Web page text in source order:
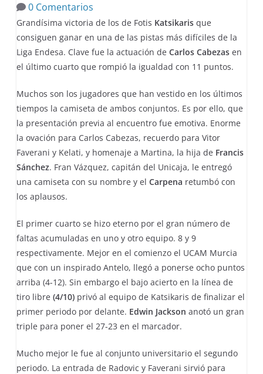
0 Comentarios
Grandísima victoria de los de Fotis Katsikaris que
consiguen ganar en una de las pistas más difíciles de la
Liga Endesa. Clave fue la actuación deCarlos Cabezas en
el último cuarto que rompió la igualdad con 11 puntos.
Muchos son los jugadores que han vestido en los últimos
tiempos la camiseta de ambos conjuntos. Es por ello, que
la presentación previa al encuentro fue emotiva. Enorme
la ovación para Carlos Cabezas, recuerdo para Vitor
Faverani y Kelati, y homenaje a Martina, la hija de Francis
Sánchez. Fran Vázquez, capitán del Unicaja, le entregó
una camiseta con su nombre y elCarpena retumbó con
los aplausos.
El primer cuarto se hizo eterno por el gran número de
faltas acumuladas en uno y otro equipo. 8 y 9
respectivamente. Mejor en el comienzo el UCAM Murcia
que con un inspirado Antelo, llegó a ponerse ocho puntos
arriba (4-12). Sin embargo el bajo acierto en la línea de
tiro libre(4/10) privó al equipo de Katsikaris de finalizar el
primer periodo por delante. Edwin Jackson anotó un gran
triple para poner el 27-23 en el marcador.
Mucho mejor le fue al conjunto universitario el segundo
periodo. La entrada de Radovic y Faverani sirvió para